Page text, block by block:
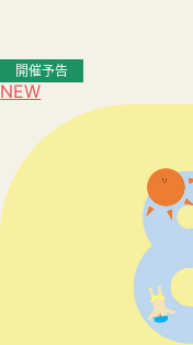
NEW
開催予告